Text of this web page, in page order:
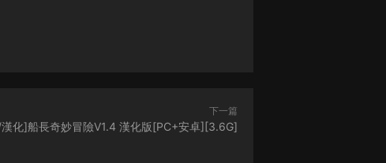
下一篇
化]船長奇妙冒險V1.4 漢化版[PC+安卓][3.6G]